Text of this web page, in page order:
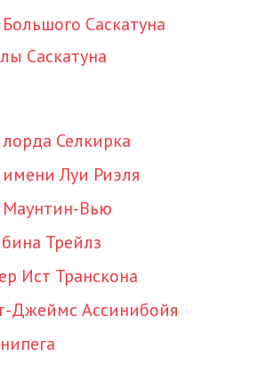
Саскатуна
Саскатуна
Селкирка
Луи Риэля
Вью
Трейлз
Ист Транскона
Джеймс Ассинибойя